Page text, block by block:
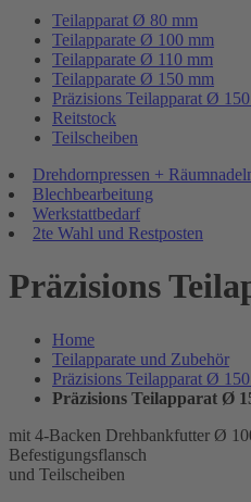
Teilapparat Ø 80 mm
Teilapparate Ø 100 mm
Teilapparate Ø 110 mm
Teilapparate Ø 150 mm
Präzisions Teilapparat Ø
Reitstock
Teilscheiben
Drehdornpressen +
Blechbearbeitung
Werkstattbedarf
2te Wahl und Restposten
Präzisions
Home
Teilapparate und Zubehör
Präzisions Teilapparat Ø
Präzisions Teilapparat Ø
mit 4-Backen Drehbankfutter Ø
Befestigungsflansch
und Teilscheiben